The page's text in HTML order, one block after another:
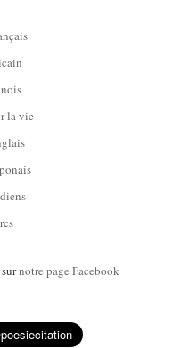
la vie
notre page Facebook